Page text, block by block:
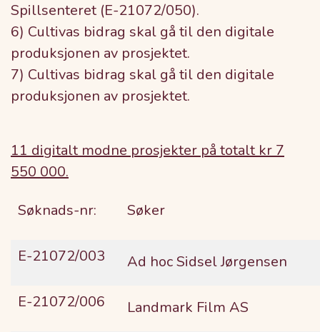
Spillsenteret (E-21072/050).
6) Cultivas bidrag skal gå til den digitale
produksjonen av prosjektet.
7) Cultivas bidrag skal gå til den digitale
produksjonen av prosjektet.
11 digitalt modne prosjekter på totalt kr 7
550 000.
Søknads-nr:
Søker
E-21072/003 Ad hoc Sidsel Jørgensen
E-21072/006 Landmark Film AS